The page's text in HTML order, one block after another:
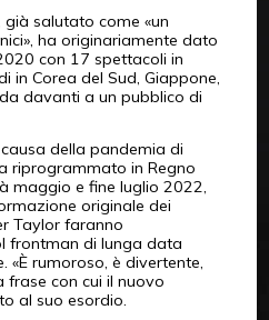
salutato come «un
ha originariamente dato
con 17 spettacoli in
in Corea del Sud, Giappone,
davanti a un pubblico di
della pandemia di
riprogrammato in Regno
maggio e fine luglio 2022,
originale dei
Taylor faranno
frontman di lunga data
rumoroso, è divertente,
frase con cui il nuovo
al suo esordio.